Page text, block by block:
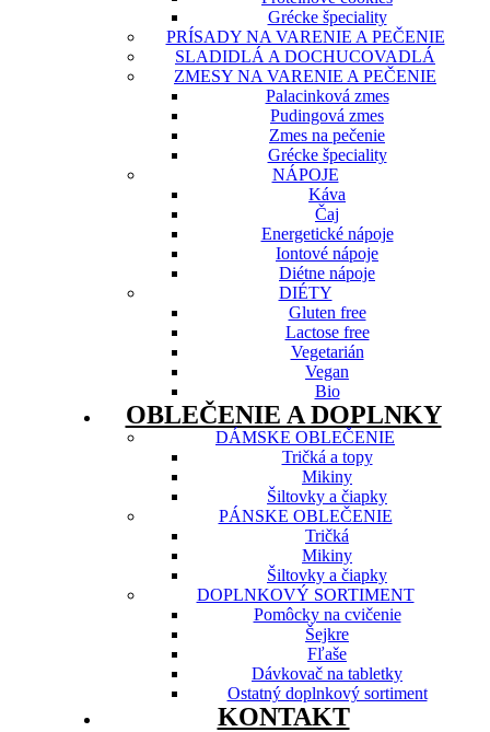
Grécke špeciality
PRÍSADY NA VARENIE A PEČENIE
SLADIDLÁ A DOCHUCOVADLÁ
ZMESY NA VARENIE A PEČENIE
Palacinková zmes
Pudingová zmes
Zmes na pečenie
Grécke špeciality
NÁPOJE
Káva
Čaj
Energetické nápoje
Iontové nápoje
Diétne nápoje
DIÉTY
Gluten free
Lactose free
Vegetarián
Vegan
Bio
OBLEČENIE A DOPLNKY
DÁMSKE OBLEČENIE
Tričká a topy
Mikiny
Šiltovky a čiapky
PÁNSKE OBLEČENIE
Tričká
Mikiny
Šiltovky a čiapky
DOPLNKOVÝ SORTIMENT
Pomôcky na cvičenie
Šejkre
Fľaše
Dávkovač na tabletky
Ostatný doplnkový sortiment
KONTAKT